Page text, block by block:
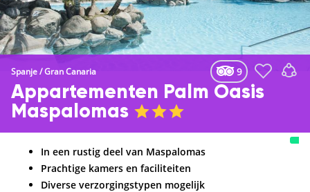
Spanje/Gran Canaria 9
Appartementen Palm Oasis
Maspalomas
In een rustig deel van Maspalomas
Prachtige kamers en faciliteiten
Diverse verzorgingstypen mogelijk